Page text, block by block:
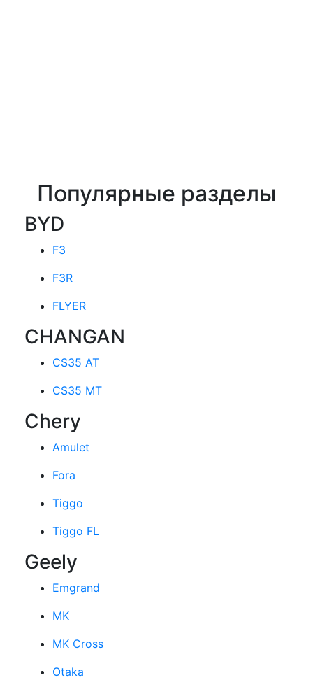
Популярные разделы
BYD
F3
F3R
FLYER
CHANGAN
CS35 AT
CS35 MT
Chery
Amulet
Fora
Tiggo
Tiggo FL
Geely
Emgrand
MK
MK Cross
Otaka